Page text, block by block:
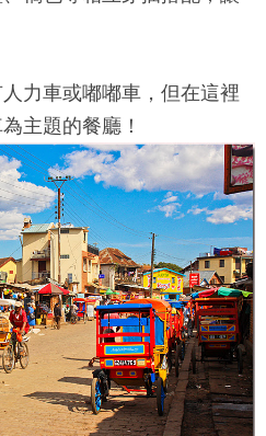
力車或嘟嘟車，但在這裡
主題的餐廳！